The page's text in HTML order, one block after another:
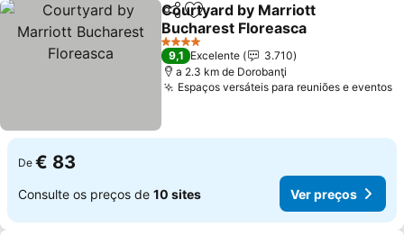
PartilharAdicionar aos favoritos
Courtyard by Marriott
Bucharest Floreasca
4 Estrelas
9,1 Excelente
3.710
a 2.3 km de Dorobanţi
Espaços versáteis para reuniões e eventos
De € 83
Consulte os preços de 10 sites Ver preços